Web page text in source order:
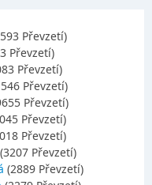
Převzetí)
Převzetí)
Převzetí)
Převzetí)
Převzetí)
Převzetí)
Převzetí)
(3207 Převzetí)
(2889 Převzetí)